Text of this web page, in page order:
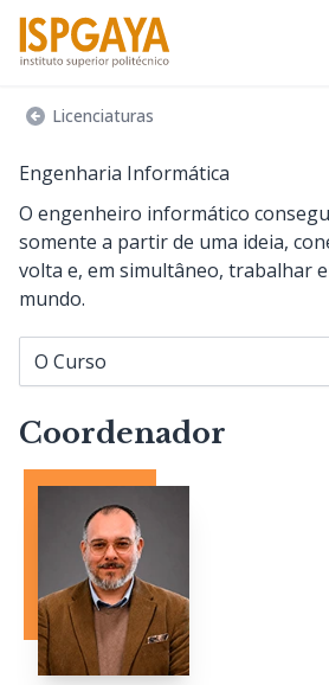
Licenciaturas
Engenharia Informática
O engenheiro informático
somente a partir de uma ideia,
volta e, em simultâneo, trabalhar
mundo.
Navegar para...
Coordenador